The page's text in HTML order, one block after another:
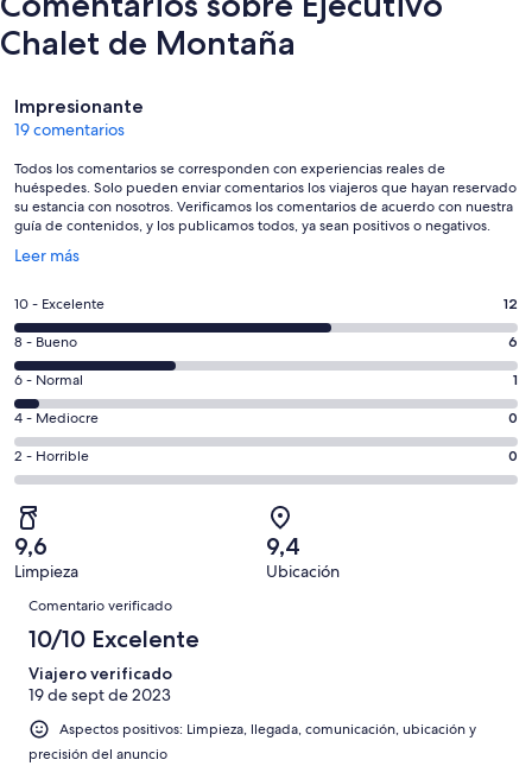
Chalet de Montaña
Comentarios
Impresionante
19 comentarios
Todos los comentarios se corresponden con experiencias reales de
huéspedes. Solo pueden enviar comentarios los viajeros que hayan reservado
su estancia con nosotros. Verificamos los comentarios de acuerdo con nuestra
guía de contenidos, y los publicamos todos, ya sean positivos o negativos.
Leer más
Se
en
una
ventana
nueva
12
comentarios
de
un
total
de
19
con
una
puntuación
de
10
Excelente
10 - Excelente 12
6
comentarios
de
un
total
de
con
una
puntuación
Bueno
8 - Bueno 6
1
comentarios
de
un
total
de
19
con
una
puntuación
de
Normal
6 - Normal 1
0
comentarios
de
total
de
19
puntuación
de
Mediocre
4 - Mediocre 0
0
comentarios
de
un
total
de
19
con
puntuación
de
2 - Horrible 0
9,6
Limpieza
9,4
Ubicación
Comentarios
Comentario verificado
10/10 Excelente
Viajero verificado
19 de sept de 2023
Aspectos positivos: Limpieza, llegada, comunicación, ubicación y
precisión del anuncio